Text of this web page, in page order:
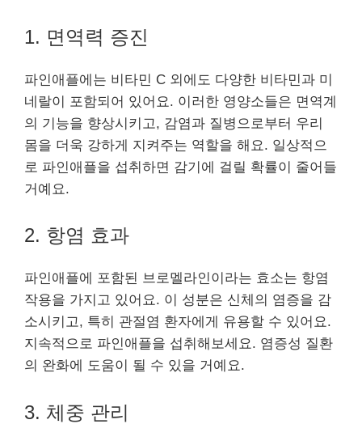
1. 면역력 증진
파인애플에는 비타민 C 외에도 다양한 비타민과 미
네랄이 포함되어 있어요. 이러한 영양소들은 면역계
의 기능을 향상시키고, 감염과 질병으로부터 우리
몸을 더욱 강하게 지켜주는 역할을 해요. 일상적으
로 파인애플을 섭취하면 감기에 걸릴 확률이 줄어들
거예요.
2. 항염 효과
파인애플에 포함된 브로멜라인이라는 효소는 항염
작용을 가지고 있어요. 이 성분은 신체의 염증을 감
소시키고, 특히 관절염 환자에게 유용할 수 있어요.
지속적으로 파인애플을 섭취해보세요. 염증성 질환
의 완화에 도움이 될 수 있을 거예요.
3. 체중 관리